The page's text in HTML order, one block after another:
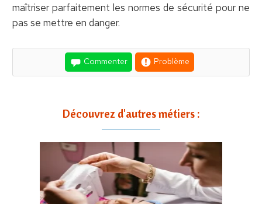
maîtriser parfaitement les normes de sécurité pour ne
pas se mettre en danger.
Commenter Problème
Découvrez d'autres métiers :